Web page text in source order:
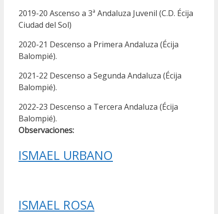
2019-20 Ascenso a 3ª Andaluza Juvenil (C.D. Écija
Ciudad del Sol)
2020-21 Descenso a Primera Andaluza (Écija
Balompié).
2021-22 Descenso a Segunda Andaluza (Écija
Balompié).
2022-23 Descenso a Tercera Andaluza (Écija
Balompié).
Observaciones:
ISMAEL URBANO
ISMAEL ROSA